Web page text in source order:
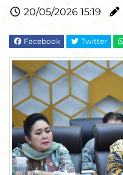
20/05/2026 15:19
Facebook Twitter